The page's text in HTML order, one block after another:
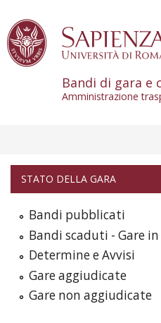
Bandi di gara e
Amministrazione
STATO DELLA GARA
Bandi pubblicati
Bandi scaduti - Gare
Determine e Avvisi
Gare aggiudicate
Gare non aggiudicate